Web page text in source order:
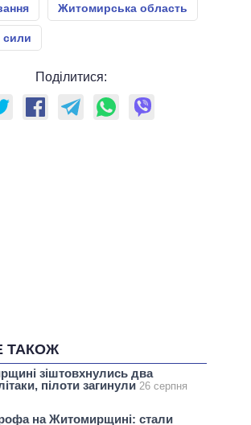
Житомирська область
сили
Поділитися:
ТАКОЖ
зіштовхнулись два
пілоти загинули 26 серпня
на Житомирщині: стали